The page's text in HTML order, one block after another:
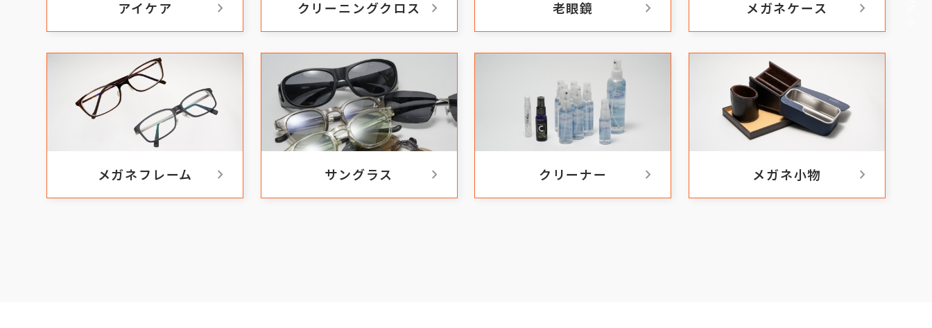
アイケア chevron_right クリーニングクロス chevron_right 老眼鏡 chevron_right メガネケース chevron_right
メガネフレーム chevron_right サングラス chevron_right クリーナー chevron_right メガネ小物 chevron_right